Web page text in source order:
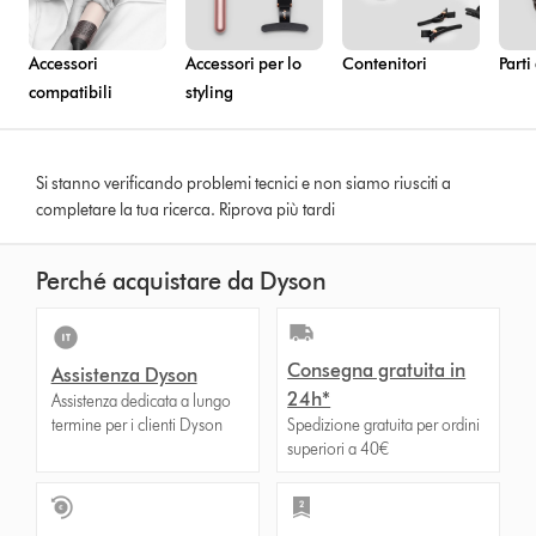
Accessori
compatibili
Accessori per lo
styling
Contenitori
Si stanno verificando problemi tecnici e non siamo riusciti a
completare la tua ricerca. Riprova più tardi
Perché acquistare da Dyson
Assistenza Dyson
Assistenza dedicata a lungo
termine per i clienti Dyson
Consegna gratuita in
24h*
Spedizione gratuita per ordini
superiori a 40€